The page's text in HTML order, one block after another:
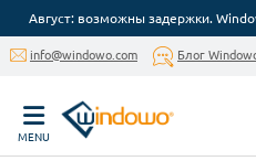
Август: возможны задержки.
info@windowo.com Блог
MENU